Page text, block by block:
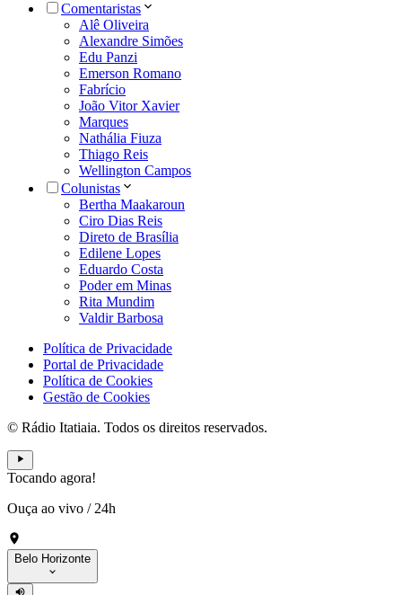
Comentaristas
Alê Oliveira
Alexandre Simões
Edu Panzi
Emerson Romano
Fabrício
João Vitor Xavier
Marques
Nathália Fiuza
Thiago Reis
Wellington Campos
Colunistas
Bertha Maakaroun
Ciro Dias Reis
Direto de Brasília
Edilene Lopes
Eduardo Costa
Poder em Minas
Rita Mundim
Valdir Barbosa
Política de Privacidade
Portal de Privacidade
Política de Cookies
Gestão de Cookies
© Rádio Itatiaia. Todos os direitos reservados.
Tocando agora!
Ouça ao vivo / 24h
Belo Horizonte